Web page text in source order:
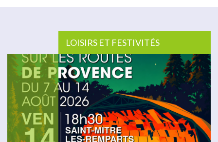
LOISIRS ET FESTIVITÉS